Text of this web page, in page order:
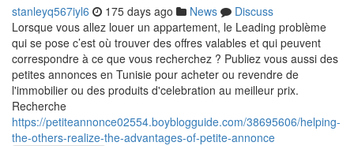
stanleyq567iyl6 175 days ago News
Discuss
Lorsque vous allez louer un appartement, le Leading problème
qui se pose c’est où trouver des offres valables et qui peuvent
correspondre à ce que vous recherchez ? Publiez vous aussi des
petites annonces en Tunisie pour acheter ou revendre de
l'immobilier ou des produits d'celebration au meilleur prix.
Recherche
https://petiteannonce02554.boyblogguide.com/38695606/helping-
the-others-realize-the-advantages-of-petite-annonce